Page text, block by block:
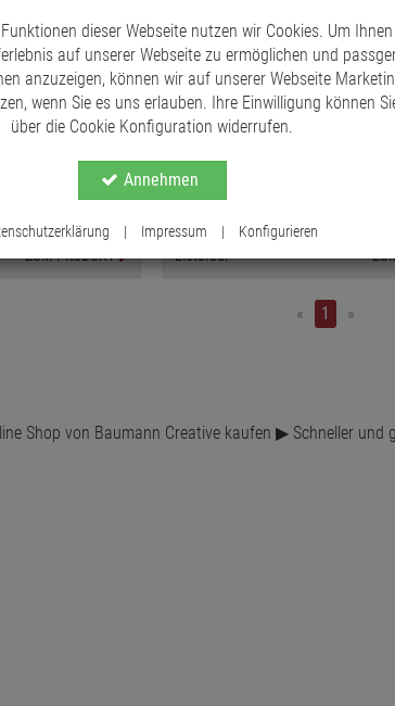
ZUM PRODUKT
Regenbogen Baumschmuck,
Baumschmuck, Regenbogen
Hängen
€ 5,95
Lieferbar
« 1 »
Shop von Baumann Creative kaufen ▶ Schneller
dieser Webseite nutzen wir Cookies. Um
auf unserer Webseite zu ermöglichen und
anzuzeigen, können wir auf unserer Webseite
wenn Sie es uns erlauben. Ihre Einwilligung können
über die Cookie Konfiguration widerrufen.
Annehmen
| Impressum | Konfigurieren